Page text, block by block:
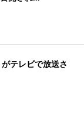
テレビで放送さ